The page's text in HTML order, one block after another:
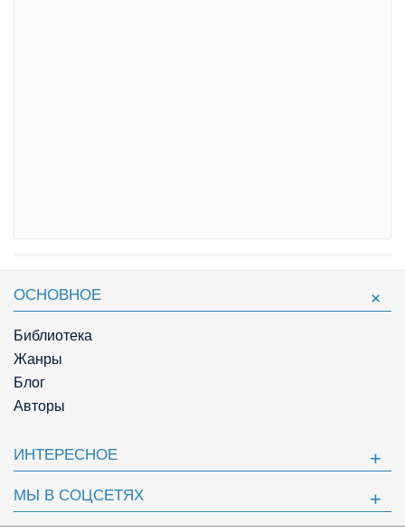
ОСНОВНОЕ
Библиотека
Жанры
Блог
Авторы
ИНТЕРЕСНОЕ
МЫ В СОЦСЕТЯХ